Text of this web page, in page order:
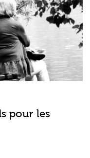
pour les